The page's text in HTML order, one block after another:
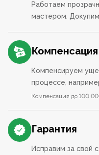
Работаем
мастером.
Компенсация
Компенсируем
процессе,
Компенсация до 100
Гарантия
Исправим за свой